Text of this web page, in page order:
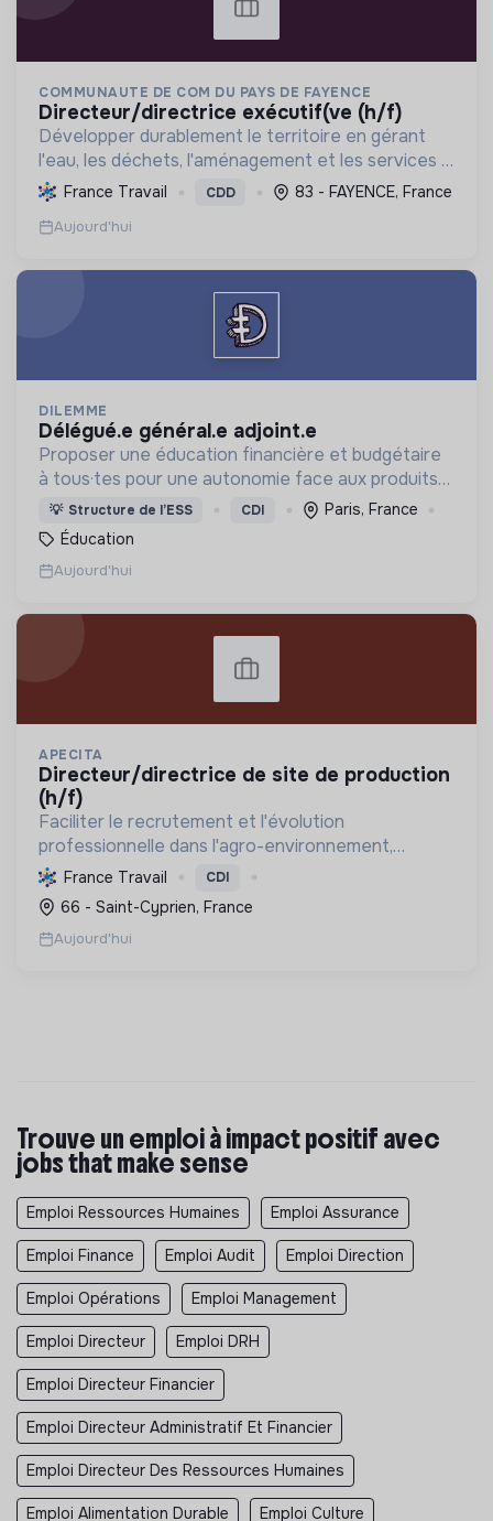
COMMUNAUTE DE COM DU PAYS DE FAYENCE
directeur/directrice exécutif(ve (h/f)
Développer durablement le territoire en gérant
l'eau, les déchets, l'aménagement et les services à
la population, tout en protégeant l'environnement
et promouvant la transition écologique et sociale.
France Travail CDD 83 - FAYENCE, France
Aujourd'hui
DILEMME
délégué.e général.e adjoint.e
Proposer une éducation financière et budgétaire
à tous·tes pour une autonomie face aux produits
financiers, bancaires et assurantiels et briser le
tabou autour de l'argent.
💡 Structure de l’ESS CDI
Paris, France
Éducation
Aujourd'hui
APECITA
directeur/directrice de site de production
(h/f)
Faciliter le recrutement et l'évolution
professionnelle dans l'agro-environnement,
promouvoir les emplois verts et l'agriculture
durable, tout en soutenant l'insertion
professionnelle et la mutualisat...
France Travail CDI
66 - Saint-Cyprien, France
Aujourd'hui
Trouve un emploi à impact positif avec
jobs that make sense
Emploi Ressources Humaines Emploi Assurance
Emploi Finance Emploi Audit Emploi Direction
Emploi Opérations Emploi Management
Emploi Directeur Emploi DRH
Emploi Directeur Financier
Emploi Directeur Administratif Et Financier
Emploi Directeur Des Ressources Humaines
Emploi Alimentation Durable Emploi Culture